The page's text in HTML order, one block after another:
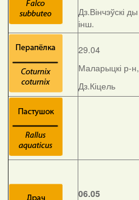
Дз.Вінчэўскі ды
інш.
29.04
Маларыцкі р-н,
Дз.Кіцель
06.05